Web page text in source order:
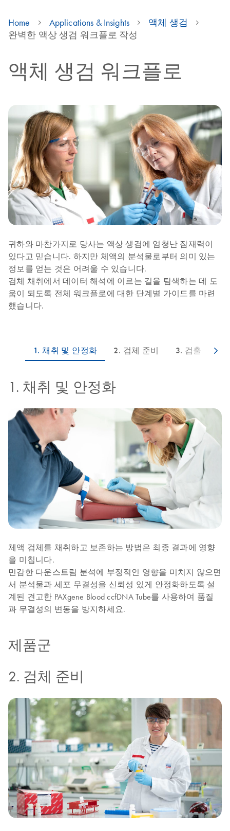
Home Applications & Insights
액체 생검
완벽한 액상 생검 워크플로 작성
액체 생검 워크플로
귀하와 마찬가지로 당사는 액상 생검에 엄청난 잠재력이
있다고 믿습니다. 하지만 체액의 분석물로부터 의미 있는
정보를 얻는 것은 어려울 수 있습니다.
검체 채취에서 데이터 해석에 이르는 길을 탐색하는 데 도
움이 되도록 전체 워크플로에 대한 단계별 가이드를 마련
했습니다.
1. 채취 및 안정화
체액 검체를 채취하고 보존하는 방법은 최종 결과에 영향
을 미칩니다.
민감한 다운스트림 분석에 부정적인 영향을 미치지 않으면
서 분석물과 세포 무결성을 신뢰성 있게 안정화하도록 설
계된 견고한 PAXgene Blood ccfDNA Tube를 사용하여 품질
과 무결성의 변동을 방지하세요.
제품군
2. 검체 준비